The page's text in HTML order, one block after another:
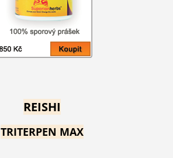
REISHI
TRITERPEN MAX